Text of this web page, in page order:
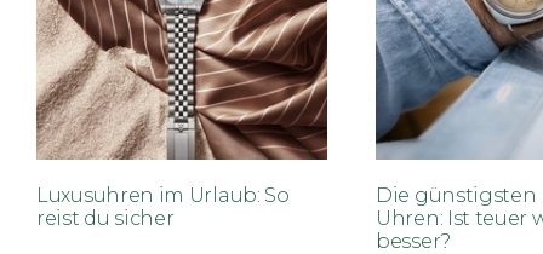
Luxusuhren im Urlaub: So
reist du sicher
Die günstigsten
Uhren: Ist teuer
besser?